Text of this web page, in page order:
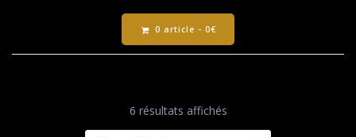
0 article - 0€
6 résultats affichés